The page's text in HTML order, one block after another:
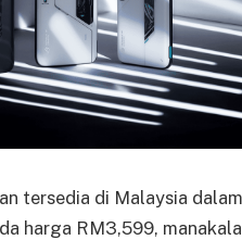
tersedia di Malaysia
harga RM3,599,